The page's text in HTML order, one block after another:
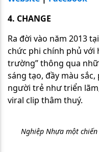
4. CHANGE
Ra đời vào năm 2013
chức phi chính phủ với
trường” thông qua
sáng tạo, đầy màu
người trẻ như triển
viral clip thâm thuý.
Nghiệp Nhựa một